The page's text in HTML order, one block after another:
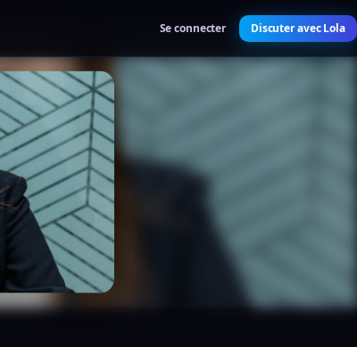
Se connecter Discuter avec Lola